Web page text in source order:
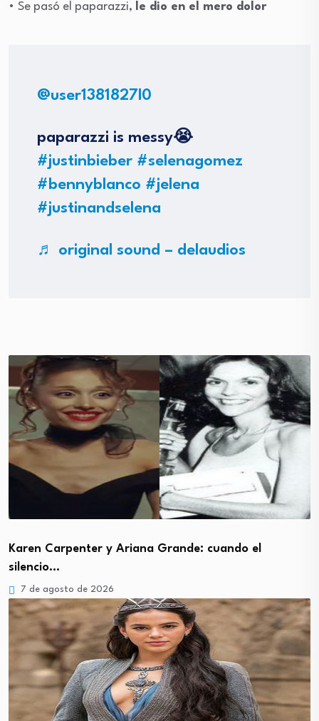
• Se pasó el paparazzi,
le dio en el mero dolor
@user1381827l0
paparazzi is messy😭
#justinbieber #selenagomez
#bennyblanco #jelena
#justinandselena
♬ original sound – delaudios
Karen Carpenter y Ariana Grande: cuando el
silencio…
7 de agosto de 2026